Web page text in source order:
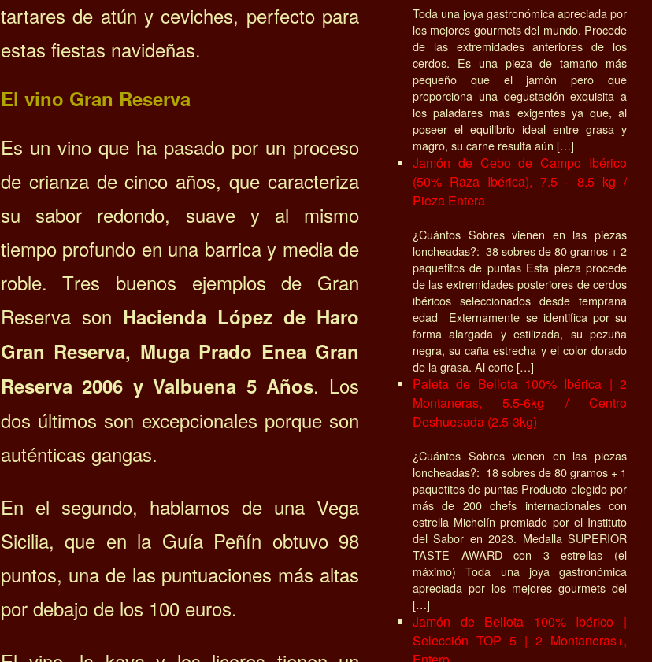
tartares de atún y ceviches, perfecto para
estas fiestas navideñas.
El vino Gran Reserva
Es un vino que ha pasado por un proceso
de crianza de cinco años, que caracteriza
su sabor redondo, suave y al mismo
tiempo profundo en una barrica y media de
roble. Tres buenos ejemplos de Gran
Reserva son Hacienda López de Haro
Gran Reserva, Muga Prado Enea Gran
Reserva 2006 y Valbuena 5 Años. Los
dos últimos son excepcionales porque son
auténticas gangas.
En el segundo, hablamos de una Vega
Sicilia, que en la Guía Peñín obtuvo 98
puntos, una de las puntuaciones más altas
por debajo de los 100 euros.
Toda una joya gastronómica apreciada por
los mejores gourmets del mundo. Procede
de las extremidades anteriores de los
cerdos. Es una pieza de tamaño más
pequeño que el jamón pero que
proporciona una degustación exquisita a
los paladares más exigentes ya que, al
poseer el equilibrio ideal entre grasa y
magro, su carne resulta aún […]
Jamón de Cebo de Campo Ibérico
(50% Raza Ibérica), 7.5 - 8.5 kg /
Pieza Entera
¿Cuántos Sobres vienen en las piezas
loncheadas?: 38 sobres de 80 gramos + 2
paquetitos de puntas Esta pieza procede
de las extremidades posteriores de cerdos
ibéricos seleccionados desde temprana
edad Externamente se identifica por su
forma alargada y estilizada, su pezuña
negra, su caña estrecha y el color dorado
de la grasa. Al corte […]
Paleta de Bellota 100% Ibérica | 2
Montaneras, 5.5-6kg / Centro
Deshuesada (2.5-3kg)
¿Cuántos Sobres vienen en las piezas
loncheadas?: 18 sobres de 80 gramos + 1
paquetitos de puntas Producto elegido por
más de 200 chefs internacionales con
estrella Michelín premiado por el Instituto
del Sabor en 2023. Medalla SUPERIOR
TASTE AWARD con 3 estrellas (el
máximo) Toda una joya gastronómica
apreciada por los mejores gourmets del
[…]
Jamón de Bellota 100% Ibérico |
Selección TOP 5 | 2 Montaneras+,